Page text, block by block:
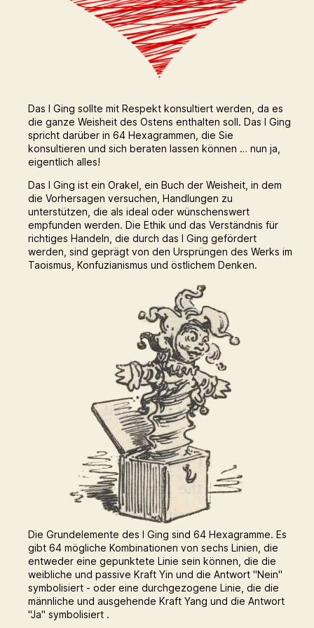
Das I Ging sollte mit Respekt konsultiert werden, da es
die ganze Weisheit des Ostens enthalten soll. Das I Ging
spricht darüber in 64 Hexagrammen, die Sie
konsultieren und sich beraten lassen können … nun ja,
eigentlich alles!
Das I Ging ist ein Orakel, ein Buch der Weisheit, in dem
die Vorhersagen versuchen, Handlungen zu
unterstützen, die als ideal oder wünschenswert
empfunden werden. Die Ethik und das Verständnis für
richtiges Handeln, die durch das I Ging gefördert
werden, sind geprägt von den Ursprüngen des Werks im
Taoismus, Konfuzianismus und östlichem Denken.
Die Grundelemente des I Ging sind 64 Hexagramme. Es
gibt 64 mögliche Kombinationen von sechs Linien, die
entweder eine gepunktete Linie sein können, die die
weibliche und passive Kraft Yin und die Antwort "Nein"
symbolisiert - oder eine durchgezogene Linie, die die
männliche und ausgehende Kraft Yang und die Antwort
"Ja" symbolisiert .